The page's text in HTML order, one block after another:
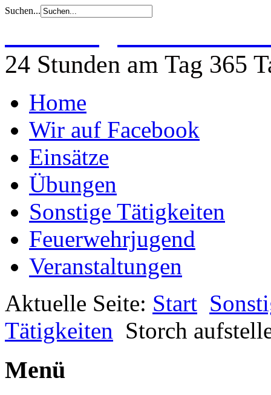
Suchen...
24 Stunden am Tag 365
Home
Wir auf Facebook
Einsätze
Übungen
Sonstige Tätigkeiten
Feuerwehrjugend
Veranstaltungen
Aktuelle Seite: Start
Tätigkeiten Storch
Menü